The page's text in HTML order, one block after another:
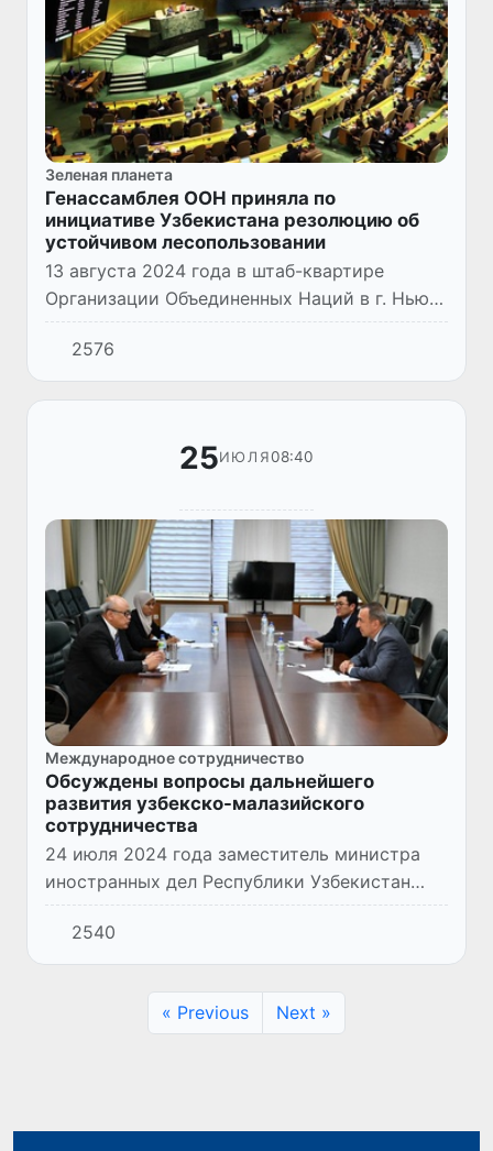
Зеленая планета
Генассамблея ООН приняла по
инициативе Узбекистана резолюцию об
устойчивом лесопользовании
13 августа 2024 года в штаб-квартире
Организации Объединенных Наций в г. Нью-
Йорке Генеральная Ассамблея ООН
единогласно приняла резолюцию
«Содействие устойчивому
2576
25ИЮЛЯ08:40
Международное сотрудничество
Обсуждены вопросы дальнейшего
развития узбекско-малазийского
сотрудничества
24 июля 2024 года заместитель министра
иностранных дел Республики Узбекистан
Илхом Хайдаров встретился с
Чрезвычайным и Полномочным Послом
Малайзии в нашей стране Ильхамом Туах
2540
« Previous Next »